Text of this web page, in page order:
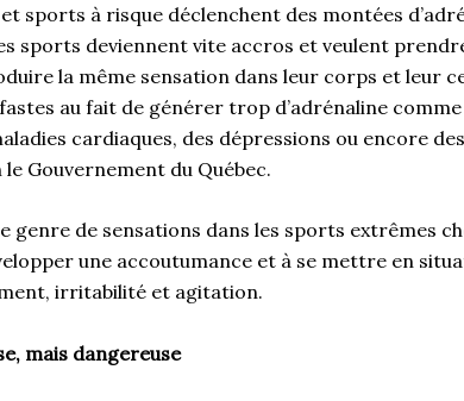
sports à risque déclenchent des montées
sports deviennent vite accros et veulent
la même sensation dans leur corps et leur
au fait de générer trop d’adrénaline
cardiaques, des dépressions ou encore
Gouvernement du Québec.
genre de sensations dans les sports extrêmes
une accoutumance et à se mettre en
irritabilité et agitation.
mais dangereuse